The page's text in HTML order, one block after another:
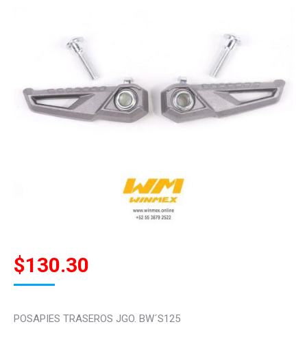
$130.30
POSAPIES TRASEROS JGO. BW´S125